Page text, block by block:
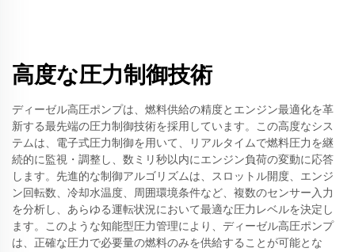
高度な圧力制御技術
ディーゼル高圧ポンプは、燃料供給の精度とエンジン最適化を革
新する最先端の圧力制御技術を採用しています。この高度なシス
テムは、電子式圧力制御を用いて、リアルタイムで燃料圧力を継
続的に監視・調整し、数ミリ秒以内にエンジン負荷の変動に応答
します。先進的な制御アルゴリズムは、スロットル開度、エンジ
ン回転数、冷却水温度、周囲環境条件など、複数のセンサー入力
を分析し、あらゆる運転状況において最適な圧力レベルを決定し
ます。このような知能型圧力管理により、ディーゼル高圧ポンプ
は、正確な圧力で必要量の燃料のみを供給することが可能とな